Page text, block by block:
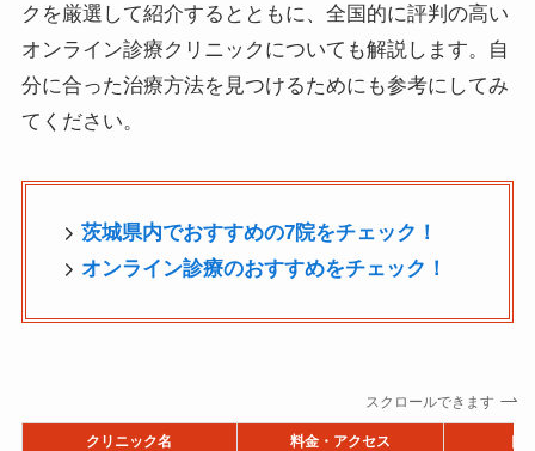
クを厳選して紹介するとともに、全国的に評判の高い
オンライン診療クリニックについても解説します。自
分に合った治療方法を見つけるためにも参考にしてみ
てください。
茨城県内でおすすめの7院をチェック！
オンライン診療のおすすめをチェック！
スクロールできます
クリニック名 料金・アクセス 口